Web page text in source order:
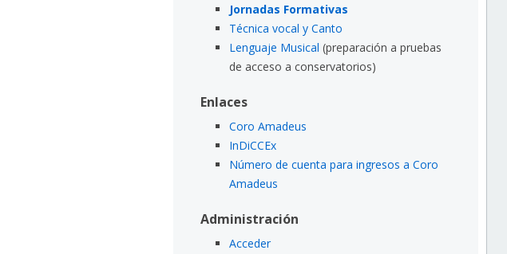
Jornadas Formativas
Técnica vocal y Canto
Lenguaje Musical (preparación a pruebas
de acceso a conservatorios)
Enlaces
Coro Amadeus
InDiCCEx
Número de cuenta para ingresos a Coro
Amadeus
Administración
Acceder